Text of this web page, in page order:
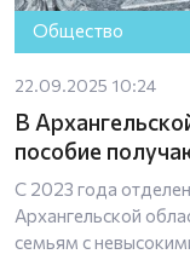
Общество
22.09.2025 10:24
В
пособие
С 2023 года
Архангельской
семьям с